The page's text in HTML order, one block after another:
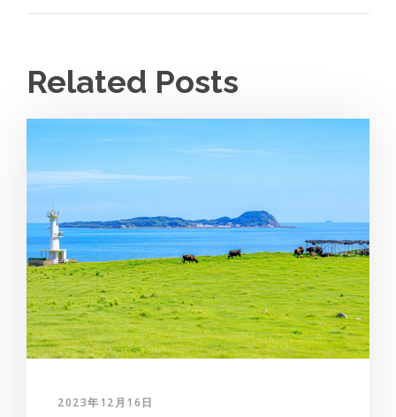
Related Posts
2023年12月16日